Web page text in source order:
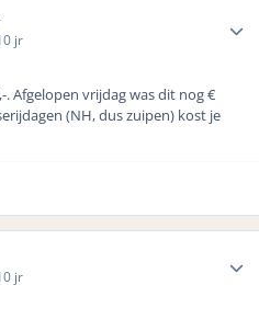
jr
. Afgelopen vrijdag was dit nog €
(NH, dus zuipen) kost je
jr